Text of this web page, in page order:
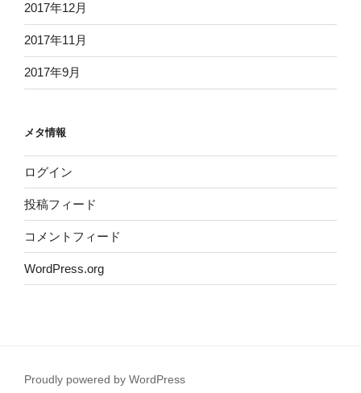
2017年12月
2017年11月
2017年9月
メタ情報
ログイン
投稿フィード
コメントフィード
WordPress.org
Proudly powered by WordPress